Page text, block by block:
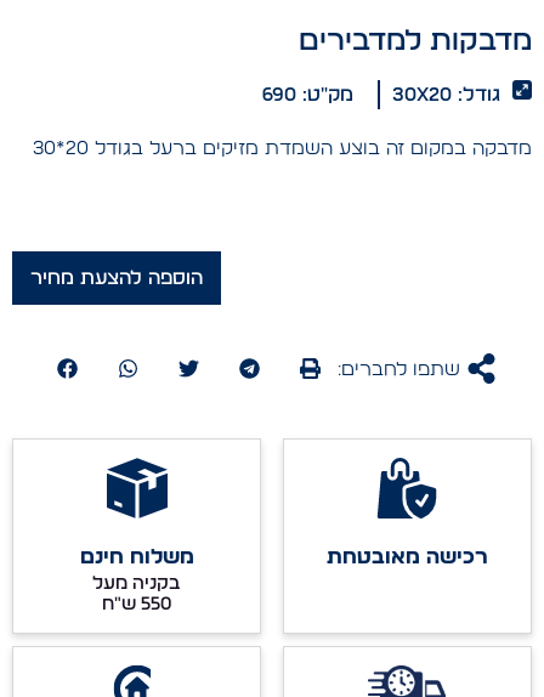
מדבקות למדבירים
גודל: 30x20 מק"ט: 690
מדבקה במקום זה בוצע השמדת מזיקים ברעל בגודל 20*30
הוספה להצעת מחיר
שתפו לחברים:
רכישה מאובטחת משלוח חינם
בקניה מעל